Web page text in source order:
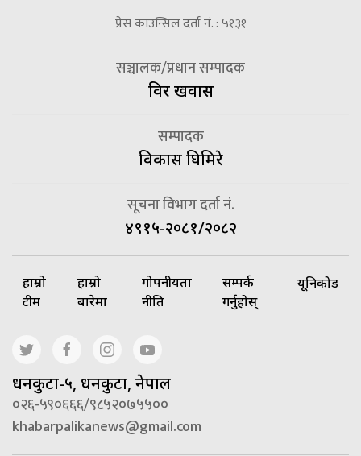
प्रेस काउन्सिल दर्ता नं. : ५१३१
सञ्चालक/प्रधान सम्पादक
विदुर खवास
सम्पादक
विकास घिमिरे
सूचना विभाग दर्ता नं.
४९१५-२०८१/२०८२
हाम्रो
टीम
हाम्रो
बारेमा
गोपनीयता
नीति
सम्पर्क
गर्नुहोस्
यूनिकोड
धनकुटा-५, धनकुटा, नेपाल
०२६-५९०६६६/९८५२०७५५००
khabarpalikanews@gmail.com